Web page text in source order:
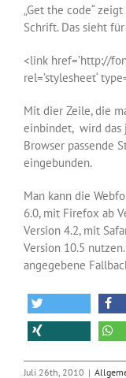
„Get the code“
Schrift. Das sieht
<link href=’http://
rel=’stylesheet‘
Mit dier Zeile, die
einbindet, wird das
Browser passende
eingebunden.
Man kann die
6.0, mit Firefox ab
Version 4.2, mit
Version 10.5
angegebene
Juli 26th, 2010 |